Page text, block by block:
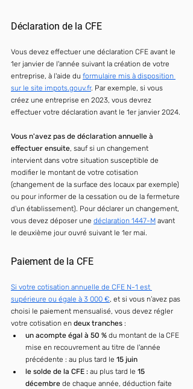
Déclaration de la CFE
Vous devez effectuer une déclaration CFE avant le
1er janvier de l'année suivant la création de votre
entreprise, à l'aide du formulaire mis à disposition
sur le site impots.gouv.fr. Par exemple, si vous
créez une entreprise en 2023, vous devrez
effectuer votre déclaration avant le 1er janvier 2024.
Vous n'avez pas de déclaration annuelle à
effectuer ensuite , sauf si un changement
intervient dans votre situation susceptible de
modifier le montant de votre cotisation
(changement de la surface des locaux par exemple)
ou pour informer de la cessation ou de la fermeture
d'un établissement). Pour déclarer un changement,
vous devez déposer une déclaration 1447-M avant
le deuxième jour ouvré suivant le 1er mai.
Paiement de la CFE
Si votre cotisation annuelle de CFE N-1 est
supérieure ou égale à 3 000 € , et si vous n’avez pas
choisi le paiement mensualisé, vous devez régler
votre cotisation en deux tranches :
un acompte égal à 50 % du montant de la CFE
mise en recouvrement au titre de l'année
précédente : au plus tard le 15 juin
le solde de la CFE : au plus tard le 15
décembre de chaque année, déduction faite